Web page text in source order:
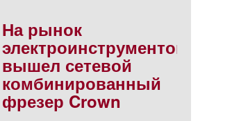
На рынок
электроинструментов
вышел сетевой
комбинированный
фрезер Crown